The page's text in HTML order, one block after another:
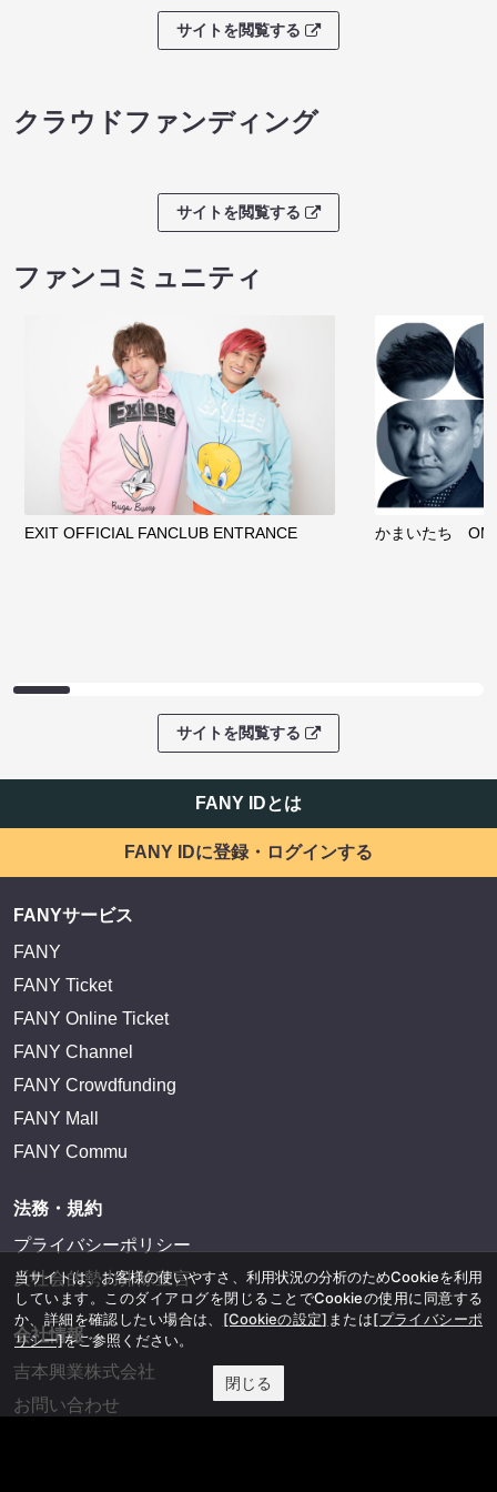
サイトを閲覧する
クラウドファンディング
サイトを閲覧する
ファンコミュニティ
EXIT OFFICIAL FANCLUB ENTRANCE かまいたち
サイトを閲覧する
FANY IDとは
FANY IDに登録・ログインする
FANYサービス
FANY
FANY Ticket
FANY Online Ticket
FANY Channel
FANY Crowdfunding
FANY Mall
FANY Commu
法務・規約
プライバシーポリシー
反社会的勢力排除宣言
会社情報
吉本興業株式会社
お問い合わせ
当サイトは、お客様の使いやすさ、利用状況の分析のためCookieを利用
しています。このダイアログを閉じることでCookieの使用に同意する
か、詳細を確認したい場合は、 [Cookieの設定] または[プライバシーポ
リシー]をご参照ください。
閉じる